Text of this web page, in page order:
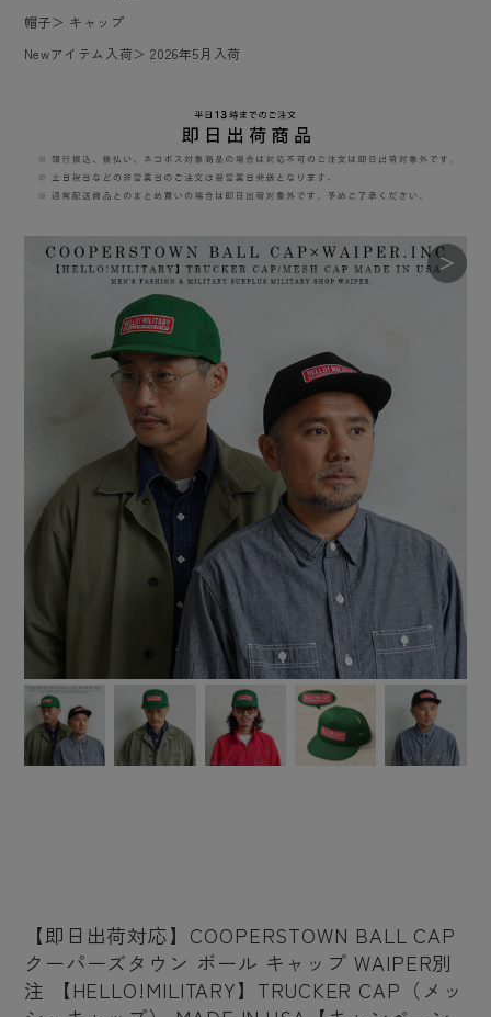
帽子＞ キャップ
Newアイテム入荷＞2026年5月入荷
＞
【即日出荷対応】COOPERSTOWN BALL CAP
クーパーズタウン ボール キャップ WAIPER別
注 【HELLO!MILITARY】TRUCKER CAP（メッ